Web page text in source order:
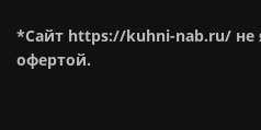
*Сайт https://kuhni-nab.ru/ не
офертой.